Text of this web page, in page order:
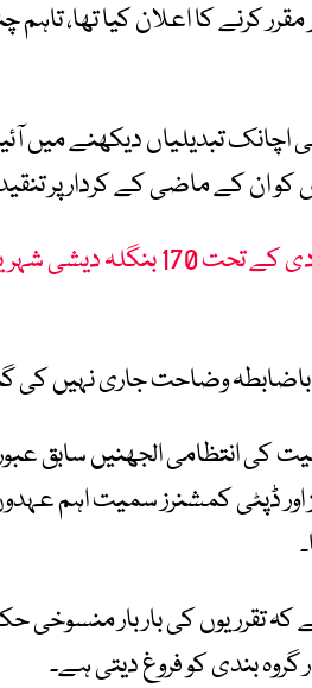
کرنے کا اعلان کیا تھا،
اچانک تبدیلیاں دیکھنے میں
انسانی ہمدردی کے تحت
وضاحت جاری نہیں کی
کی انتظامی الجھنیں سابق
ڈپٹی کمشنرز سمیت اہم
کہ تقرریوں کی بار بار
گروہ بندی کو فروغ دیتی ہے۔